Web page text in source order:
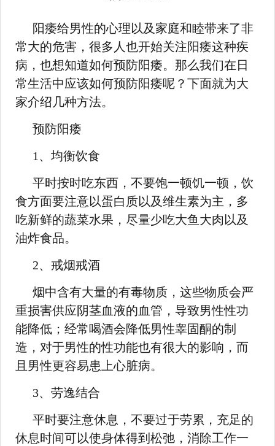
阳痿给男性的心理以及家庭和睦带来了非
常大的危害，很多人也开始关注阳痿这种疾
病，也想知道如何预防阳痿。那么我们在日
常生活中应该如何预防阳痿呢？下面就为大
家介绍几种方法。
预防阳痿
1、均衡饮食
平时按时吃东西，不要饱一顿饥一顿，饮
食方面要注意以蛋白质以及维生素为主，多
吃新鲜的蔬菜水果，尽量少吃大鱼大肉以及
油炸食品。
2、戒烟戒酒
烟中含有大量的有毒物质，这些物质会严
重损害供应阴茎血液的血管，导致男性性功
能降低；经常喝酒会降低男性睾固酮的制
造，对于男性的性功能也有很大的影响，而
且男性更容易患上心脏病。
3、劳逸结合
平时要注意休息，不要过于劳累，充足的
休息时间可以使身体得到松弛，消除工作一